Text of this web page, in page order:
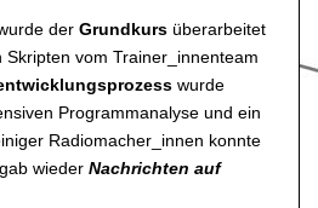
der Grundkurs überarbeitet
vom Trainer_innenteam
wurde
Programmanalyse und ein
Radiomacher_innen konnte
wieder Nachrichten auf